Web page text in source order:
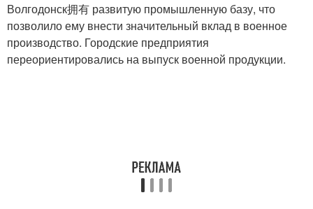
Волгодонск拥有 развитую промышленную базу, что
позволило ему внести значительный вклад в военное
производство. Городские предприятия
переориентировались на выпуск военной продукции.